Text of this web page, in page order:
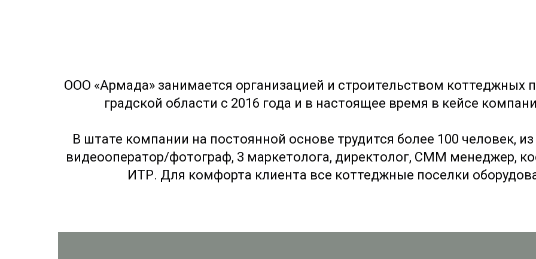
ООО «Армада» занимается организацией и строительством коттеджных
градской области с 2016 года и в настоящее время в кейсе
В штате компании на постоянной основе трудится более 100 человек,
видеооператор/фотограф, 3 маркетолога, директолог, СММ менеджер,
ИТР. Для комфорта клиента все коттеджные поселки